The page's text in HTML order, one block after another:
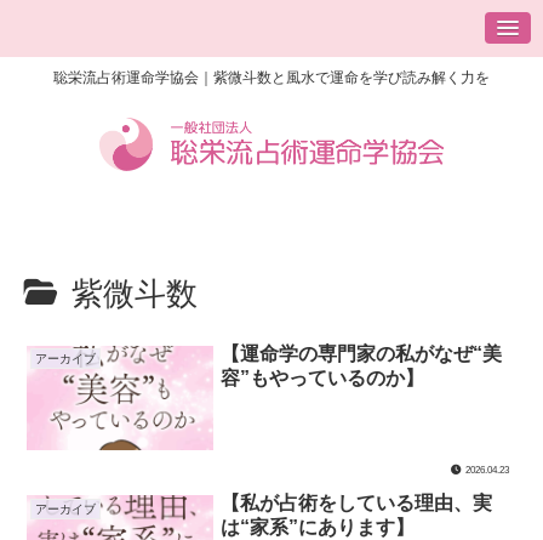
聡栄流占術運命学協会｜紫微斗数と風水で運命を学び読み解く力を
紫微斗数
アーカイブ
【運命学の専門家の私がなぜ“美
容”もやっているのか】
2026.04.23
アーカイブ
【私が占術をしている理由、実
は“家系”にあります】